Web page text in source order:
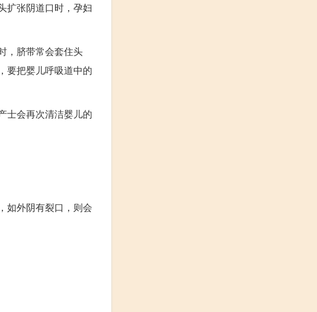
扩张阴道口时，孕妇
，脐带常会套住头
要把婴儿呼吸道中的
士会再次清洁婴儿的
如外阴有裂口，则会